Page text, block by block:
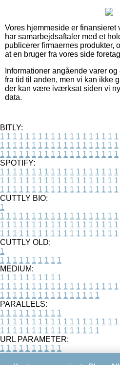
Vores hjemmeside er
har samarbejdsaftaler med et
publicerer firmaernes produkter,
at en bruger fra vores side
Informationer angående varer
fra tid til anden, men vi kan ikke
der kan være iværksat siden vi
data.
BITLY:
1 1 1 1 1 1 1 1 1 1 1 1 1 1 1 1 1 1 1
1 1 1 1 1 1 1 1 1 1 1 1 1 1 1 1 1 1 1
1 1 1 1 1 1 1 1 1 1 1 1 1 1 1 1 1 1 1
SPOTIFY:
1 1 1 1 1 1 1 1 1 1 1 1 1 1 1 1 1 1 1
1 1 1 1 1 1 1 1 1 1 1 1 1 1 1 1 1 1 1
1 1 1 1 1 1 1 1 1 1 1 1 1 1 1 1 1 1 1
CUTTLY BIO:
1
1 1 1 1 1 1 1 1 1 1 1 1 1 1 1 1 1 1 1
1 1 1 1 1 1 1 1 1 1 1 1 1 1 1 1 1 1 1
1 1 1 1 1 1 1 1 1 1 1 1 1 1 1 1 1 1 1
CUTTLY OLD:
1
1 1 1 1 1 1 1 1 1 1
MEDIUM:
1 1 1 1 1 1 1 1 1 1
1 1 1 1 1 1 1 1 1 1 1 1 1 1 1 1 1 1 1
1 1 1 1 1 1 1 1 1 1 1 1 1 1 1 1
PARALLELS:
1 1 1 1 1 1 1 1 1 1
1 1 1 1 1 1 1 1 1 1 1 1 1 1 1 1 1 1 1
1 1 1 1 1 1 1 1 1 1 1 1 1 1 1 1
URL PARAMETER:
1 1 1 1 1 1 1 1 1 1